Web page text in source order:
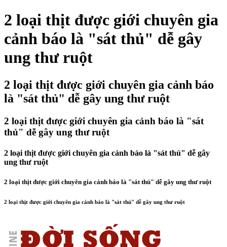
2 loại thịt được giới chuyên gia
cảnh báo là "sát thủ" dễ gây
ung thư ruột
2 loại thịt được giới chuyên gia cảnh báo
là "sát thủ" dễ gây ung thư ruột
2 loại thịt được giới chuyên gia cảnh báo là "sát
thủ" dễ gây ung thư ruột
2 loại thịt được giới chuyên gia cảnh báo là "sát thủ" dễ gây
ung thư ruột
2 loại thịt được giới chuyên gia cảnh báo là "sát thủ" dễ gây ung thư ruột
2 loại thịt được giới chuyên gia cảnh báo là "sát thủ" dễ gây ung thư ruột